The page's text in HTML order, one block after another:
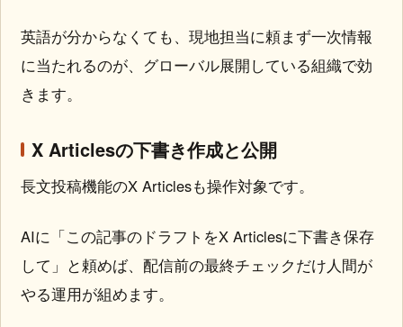
英語が分からなくても、現地担当に頼まず一次情報
に当たれるのが、グローバル展開している組織で効
きます。
X Articlesの下書き作成と公開
長文投稿機能のX Articlesも操作対象です。
AIに「この記事のドラフトをX Articlesに下書き保存
して」と頼めば、配信前の最終チェックだけ人間が
やる運用が組めます。